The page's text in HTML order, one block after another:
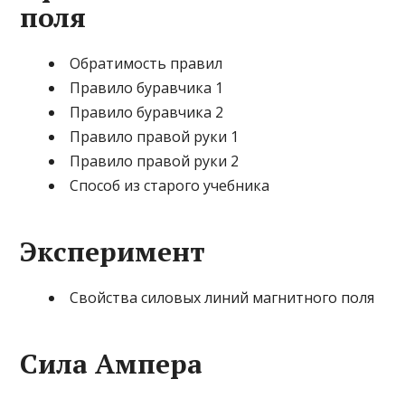
поля
Обратимость правил
Правило буравчика 1
Правило буравчика 2
Правило правой руки 1
Правило правой руки 2
Способ из старого учебника
Эксперимент
Свойства силовых линий магнитного поля
Сила Ампера